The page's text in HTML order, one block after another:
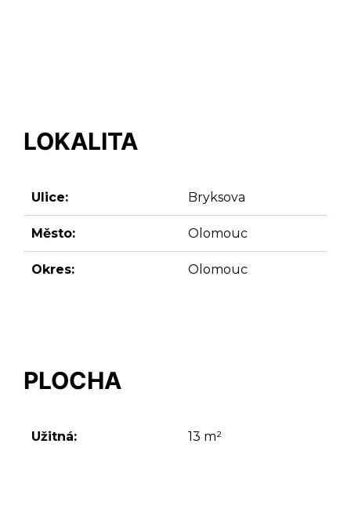
LOKALITA
Ulice: Bryksova
Město: Olomouc
Okres: Olomouc
PLOCHA
Užitná: 13 m²
NEMOVITOSTI